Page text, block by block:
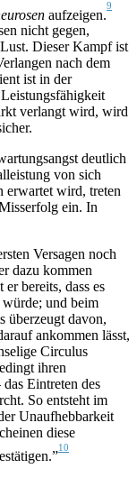
aufzeigen.
9
nicht gegen,
Dieser Kampf ist
nach dem
ist in der
verlangt wird, wird
deutlich
von sich
erwartet wird, treten
ein. In
Versagen noch
dazu kommen
bereits, dass es
und beim
überzeugt davon,
ankommen lässt,
Circulus
ihren
Eintreten des
So entsteht im
Unaufhebbarkeit
diese
10